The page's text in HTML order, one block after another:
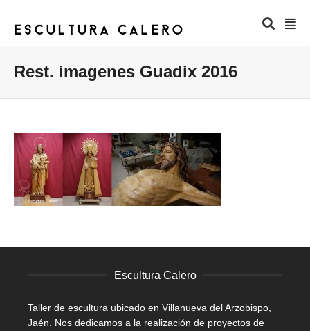
Rest. imagenes Guadix 2016
Escultura Calero
Taller de escultura ubicado en Villanueva del Arzobispo,
Jaén. Nos dedicamos a la realización de proyectos de